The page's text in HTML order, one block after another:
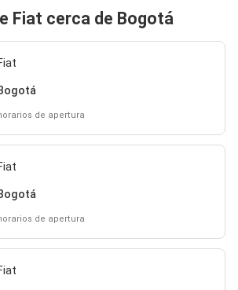
Fiat cerca de Bogotá
de apertura
de apertura